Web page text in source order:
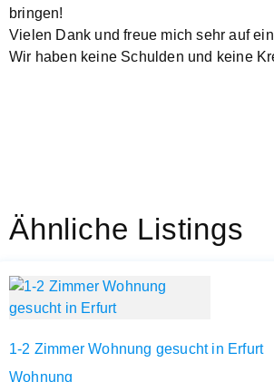
bringen!
Vielen Dank und freue mich sehr auf
Wir haben keine Schulden und keine
Ähnliche Listings
1-2 Zimmer Wohnung gesucht in Erfurt
Wohnung